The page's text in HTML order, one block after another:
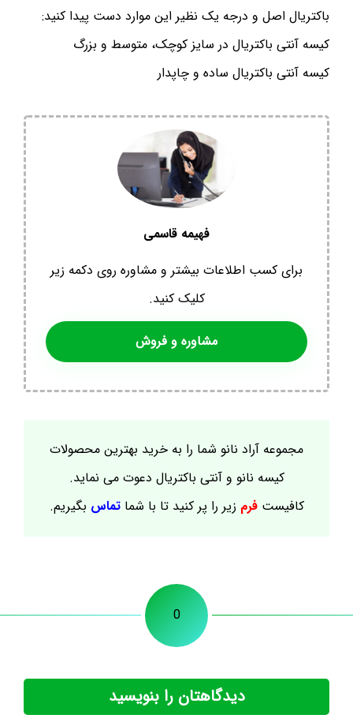
باکتریال اصل و درجه یک نظیر این موارد دست پیدا کنید:
کیسه آنتی باکتریال در سایز کوچک، متوسط و بزرگ
کیسه آنتی باکتریال ساده و چاپدار
فهیمه قاسمی
برای کسب اطلاعات بیشتر و مشاوره روی دکمه زیر
کلیک کنید.
مشاوره و فروش
مجموعه آراد نانو شما را به خرید بهترین محصولات
کیسه نانو و آنتی باکتریال دعوت می نماید.
کافیستفرم زیر را پر کنید تا با شماتماس بگیریم.
0
دیدگاهتان را بنویسید